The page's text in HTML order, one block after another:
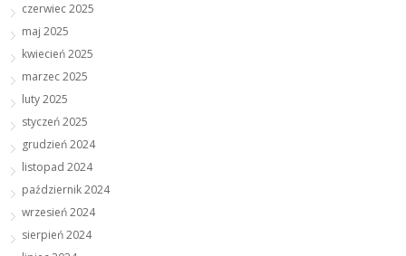
czerwiec 2025
maj 2025
kwiecień 2025
marzec 2025
luty 2025
styczeń 2025
grudzień 2024
listopad 2024
październik 2024
wrzesień 2024
sierpień 2024